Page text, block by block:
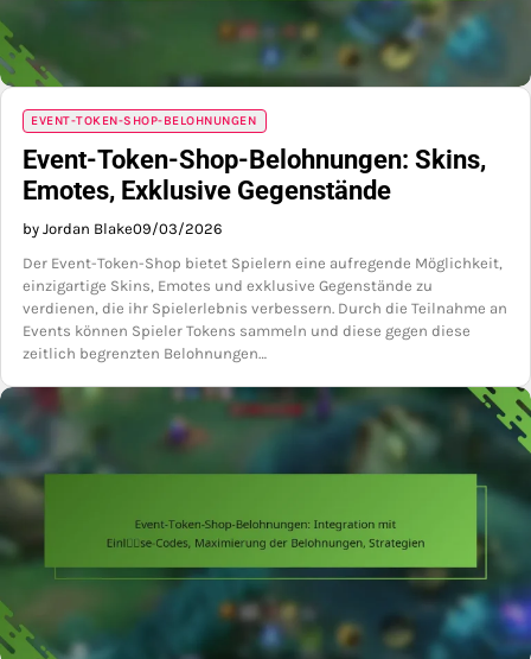
EVENT-TOKEN-SHOP-BELOHNUNGEN
Event-Token-Shop-Belohnungen: Skins,
Emotes, Exklusive Gegenstände
by Jordan Blake09/03/2026
Der Event-Token-Shop bietet Spielern eine aufregende Möglichkeit,
einzigartige Skins, Emotes und exklusive Gegenstände zu
verdienen, die ihr Spielerlebnis verbessern. Durch die Teilnahme an
Events können Spieler Tokens sammeln und diese gegen diese
zeitlich begrenzten Belohnungen…